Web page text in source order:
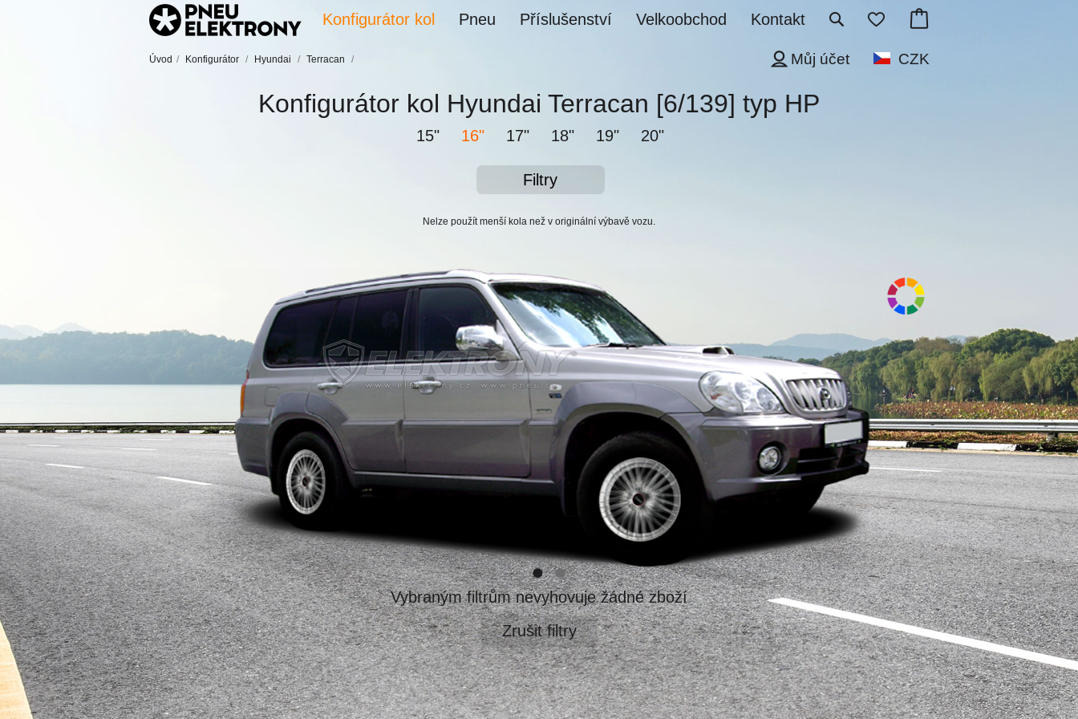
Kontakt
Velkoobchod
Příslušenství
Pneu
Konfigurátor kol
Úvod / Konfigurátor / Hyundai / Terracan / CZK
Můj účet
Konfigurátor kol Hyundai Terracan [6/139] typ HP
15" 16" 17" 18" 19" 20"
Filtry
Nelze použít menší kola než v originální výbavě vozu.
Vybraným filtrům nevyhovuje žádné zboží
Zrušit filtry